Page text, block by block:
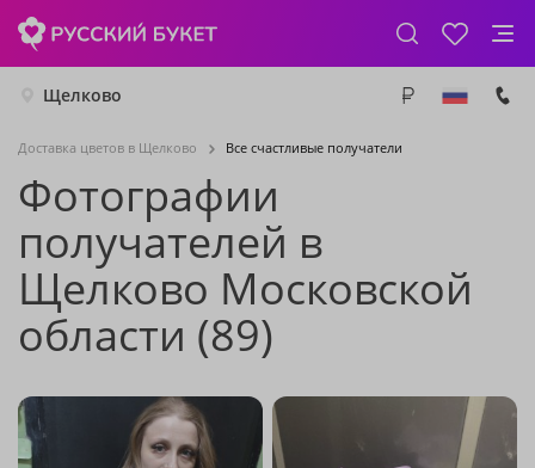
Щелково
Доставка цветов в Щелково Все счастливые получатели
Фотографии
получателей в
Щелково Московской
области (89)